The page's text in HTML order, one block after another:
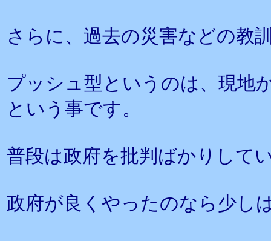
さらに、過去の災害などの教
プッシュ型というのは、現地
という事です。
普段は政府を批判ばかりして
政府が良くやったのなら少し